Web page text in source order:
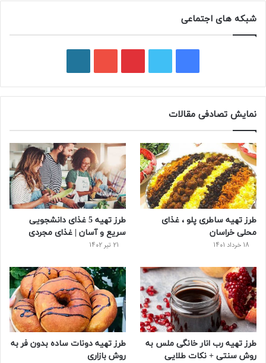
شبکه های اجتماعی
ی
س
ب
و
ک
و
ی
ت
ر
ی
ت
ر
ی
س
ت
و
ی
و
ب
ر
پ
ر
س
نمایش تصادفی مقالات
طرز تهیه ساطری پلو ، غذای
محلی خراسان
18 خرداد 1401
طرز تهیه 5 غذای دانشجویی
سریع و آسان | غذای مجردی
21 تیر 1402
طرز تهیه رب انار خانگی ملس به
روش سنتی + نکات طلایی
طرز تهیه دونات ساده بدون فر به
روش بازاری